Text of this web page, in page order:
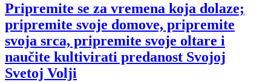
Pripremite se za vremena koja dolaze;
pripremite svoje domove, pripremite
svoja srca, pripremite svoje oltare i
naučite kultivirati predanost Svojoj
Svetoj Volji